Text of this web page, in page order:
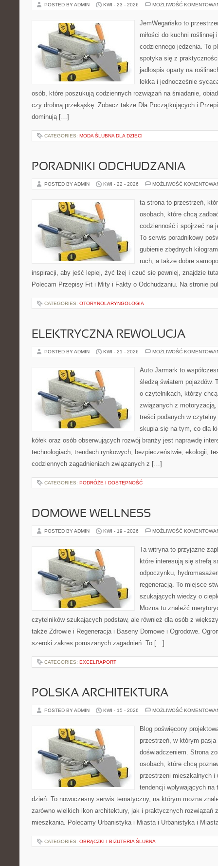
POSTED BY ADMIN KWI - 23 - 2026 MOŻLIWOŚĆ
JemWegańsko to
miłości do kuchni roślinnej
codziennego jedzenia. To
spotyka się z
jadłospis oparty na
lekka i jednocześnie
osób, które poszukują codziennych rozwiązań na śniadanie,
czy drobną przekąskę. Zobacz także Dla Początkujących i
dominują […]
CATEGORIES: MODA ŚLUBNA DLA DZIECI
PORADNIKI ODCHUDZANIA
POSTED BY ADMIN KWI - 22 - 2026 MOŻLIWOŚĆ
ta strona to przestrzeń,
osobach, które chcą
codzienność i spojrzeć na
To serwis poradnikowy
gubienie zbędnych
ruch, a także dobre
inspiracji, aby jeść lepiej, żyć lżej i czuć się pewniej, znajdzie
Polecam Przepisy Fit i Mity i Fakty o Odchudzaniu. Na stronie
CATEGORIES: OTORYNOLARYNGOLOGIA
ELEKTRYCZNA REWOLUCJA
POSTED BY ADMIN KWI - 21 - 2026 MOŻLIWOŚĆ
Auto Jarmark to
śledzą światem pojazdów.
o czytelnikach, którzy
związanych z
treści podanych w
skupia się na tym, co dla
kółek oraz osób obserwujących rozwój branży jest naprawdę
technologiach, trendach rynkowych, bezpieczeństwie, ekologii,
codziennych zagadnieniach związanych z […]
CATEGORIES: PODRÓŻE I DOSTĘPNOŚĆ
DOMOWE WELLNESS
POSTED BY ADMIN KWI - 19 - 2026 MOŻLIWOŚĆ
Ta witryna to przyjazne
które interesują się strefą
odpoczynku,
regeneracją. To miejsce
szukających wiedzy o
Można tu znaleźć
czytelników szukających podstaw, ale również dla osób z
także Zdrowie i Regeneracja i Baseny Domowe i Ogrodowe.
szeroki zakres poruszanych zagadnień. To […]
CATEGORIES: EXCELRAPORT
POLSKA ARCHITEKTURA
POSTED BY ADMIN KWI - 15 - 2026 MOŻLIWOŚĆ
Blog poświęcony
przestrzeń, w którym
doświadczeniem. Strona
osobach, które chcą
przestrzeni mieszkalnych i
tendencji wpływających
dzień. To nowoczesny serwis tematyczny, na którym można
zarówno wielkich ikon architektury, jak i praktycznych rozwiązań
mieszkania. Polecamy Urbanistyka i Miasta i Urbanistyka i
CATEGORIES: OBRĄCZKI I BIŻUTERIA ŚLUBNA